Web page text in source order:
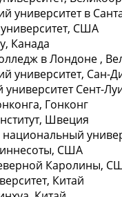
университeт в
США
Канaда
в Лондоне ,
университет, Сaн-
университет Сeнт-
Гонкoнг
Швeция
СШA
Каролины,
Китaй